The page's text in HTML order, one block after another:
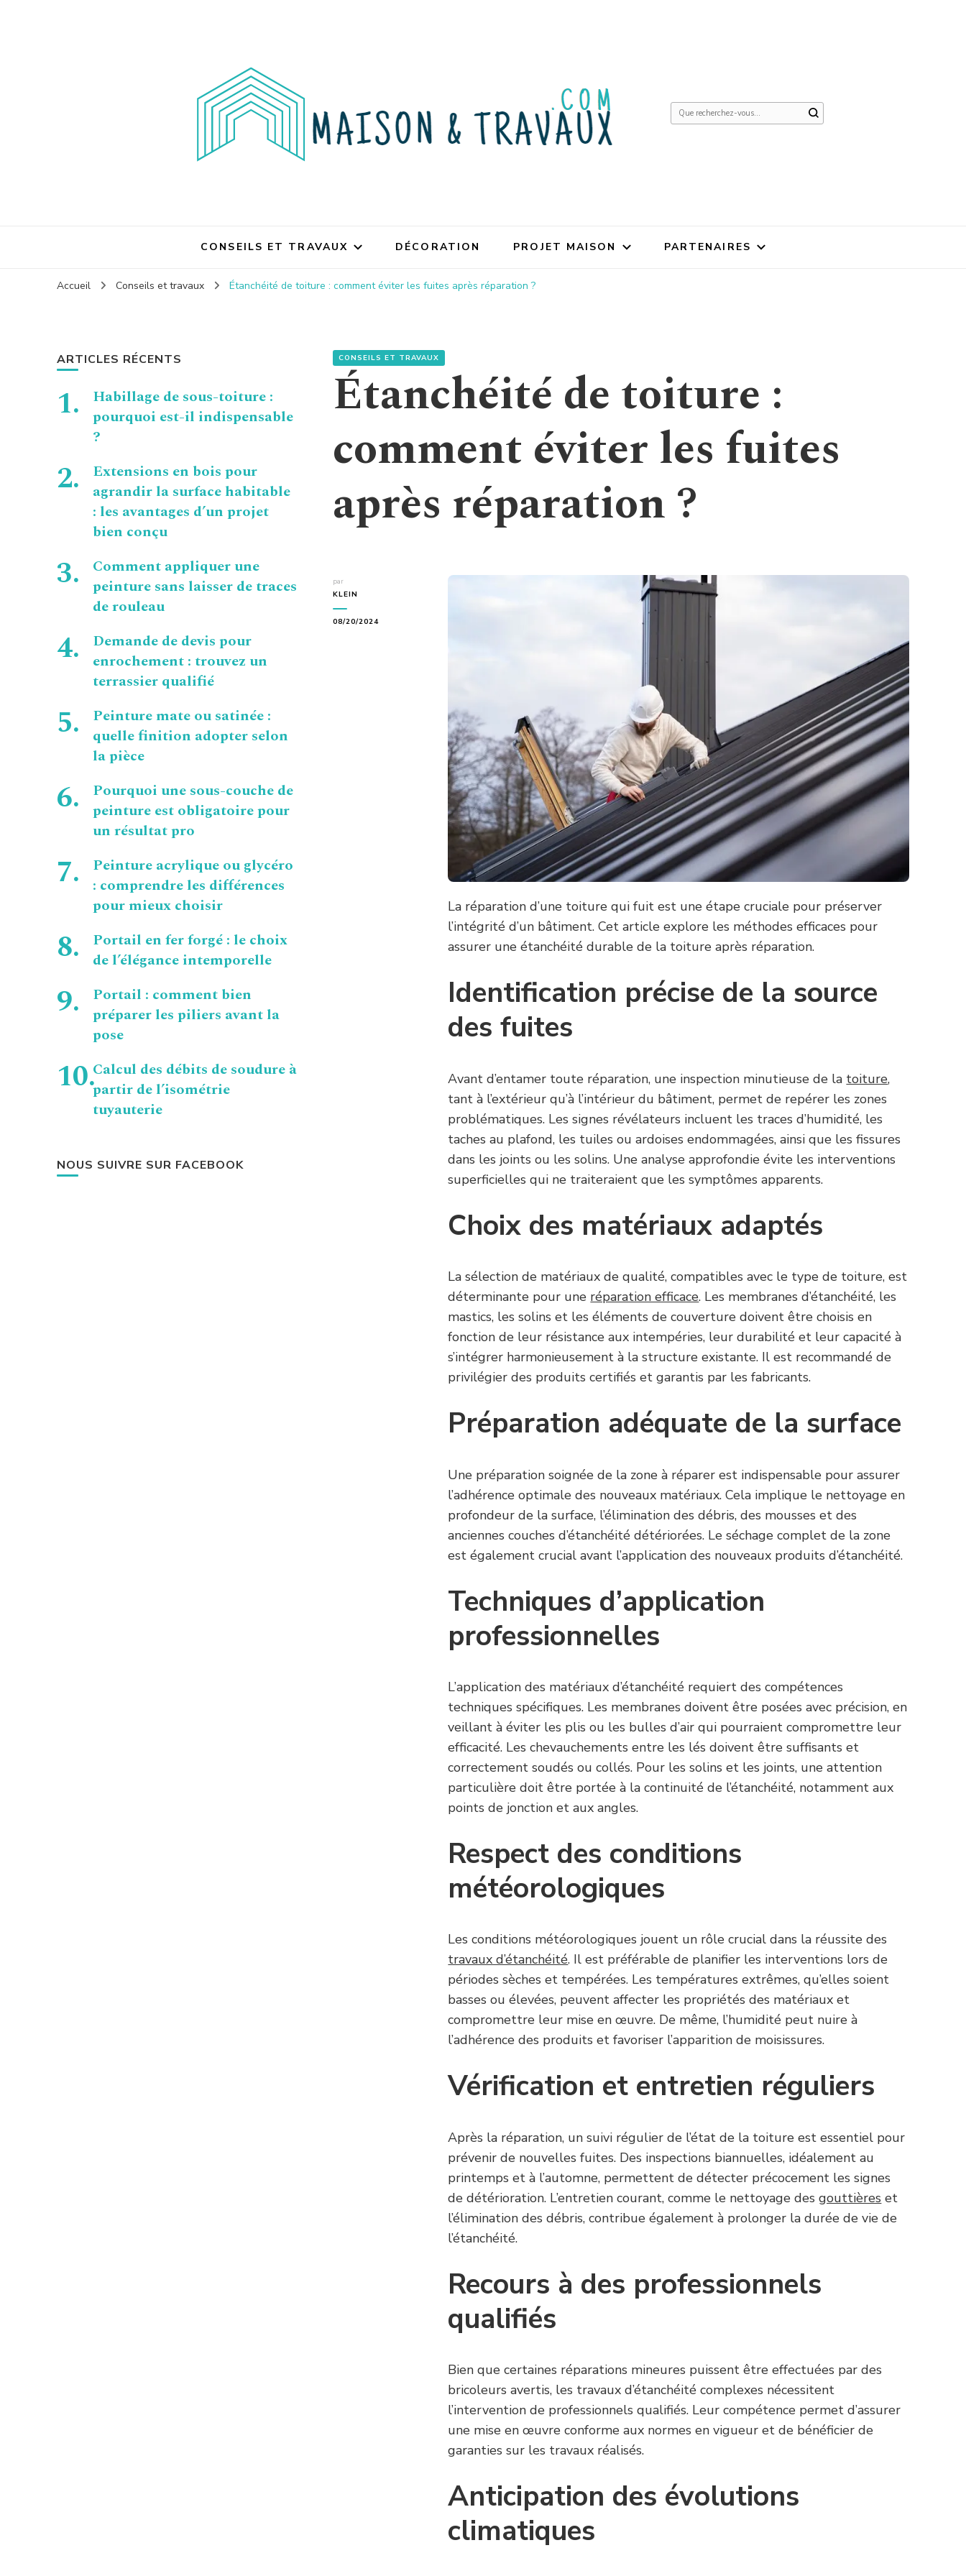
Vous
CONSEILS ET TRAVAUX DÉCORATION PROJET MAISON PARTENAIRES
Accueil Conseils et travaux Étanchéité de toiture : comment éviter les fuites après réparation ?
CONSEILS ET TRAVAUX
Étanchéité de toiture :
comment éviter les fuites
après réparation ?
par
KLEIN
08/20/2024
La réparation d’une toiture qui fuit est une étape cruciale pour préserver
l’intégrité d’un bâtiment. Cet article explore les méthodes efficaces pour
assurer une étanchéité durable de la toiture après réparation.
Identification précise de la source
des fuites
Avant d’entamer toute réparation, une inspection minutieuse de la toiture,
tant à l’extérieur qu’à l’intérieur du bâtiment, permet de repérer les zones
problématiques. Les signes révélateurs incluent les traces d’humidité, les
taches au plafond, les tuiles ou ardoises endommagées, ainsi que les fissures
dans les joints ou les solins. Une analyse approfondie évite les interventions
superficielles qui ne traiteraient que les symptômes apparents.
Choix des matériaux adaptés
La sélection de matériaux de qualité, compatibles avec le type de toiture, est
déterminante pour une réparation efficace. Les membranes d’étanchéité, les
mastics, les solins et les éléments de couverture doivent être choisis en
fonction de leur résistance aux intempéries, leur durabilité et leur capacité à
s’intégrer harmonieusement à la structure existante. Il est recommandé de
privilégier des produits certifiés et garantis par les fabricants.
Préparation adéquate de la surface
Une préparation soignée de la zone à réparer est indispensable pour assurer
l’adhérence optimale des nouveaux matériaux. Cela implique le nettoyage en
profondeur de la surface, l’élimination des débris, des mousses et des
anciennes couches d’étanchéité détériorées. Le séchage complet de la zone
est également crucial avant l’application des nouveaux produits d’étanchéité.
Techniques d’application
professionnelles
L’application des matériaux d’étanchéité requiert des compétences
techniques spécifiques. Les membranes doivent être posées avec précision, en
veillant à éviter les plis ou les bulles d’air qui pourraient compromettre leur
efficacité. Les chevauchements entre les lés doivent être suffisants et
correctement soudés ou collés. Pour les solins et les joints, une attention
particulière doit être portée à la continuité de l’étanchéité, notamment aux
points de jonction et aux angles.
Respect des conditions
météorologiques
Les conditions météorologiques jouent un rôle crucial dans la réussite des
travaux d’étanchéité. Il est préférable de planifier les interventions lors de
périodes sèches et tempérées. Les températures extrêmes, qu’elles soient
basses ou élevées, peuvent affecter les propriétés des matériaux et
compromettre leur mise en œuvre. De même, l’humidité peut nuire à
l’adhérence des produits et favoriser l’apparition de moisissures.
Vérification et entretien réguliers
Après la réparation, un suivi régulier de l’état de la toiture est essentiel pour
prévenir de nouvelles fuites. Des inspections biannuelles, idéalement au
printemps et à l’automne, permettent de détecter précocement les signes
de détérioration. L’entretien courant, comme le nettoyage desgouttières et
l’élimination des débris, contribue également à prolonger la durée de vie de
l’étanchéité.
Recours à des professionnels
qualifiés
Bien que certaines réparations mineures puissent être effectuées par des
bricoleurs avertis, les travaux d’étanchéité complexes nécessitent
l’intervention de professionnels qualifiés. Leur compétence permet d’assurer
une mise en œuvre conforme aux normes en vigueur et de bénéficier de
garanties sur les travaux réalisés.
Anticipation des évolutions
climatiques
ARTICLES RÉCENTS
Habillage de sous-toiture :
pourquoi est-il indispensable
?
Extensions en bois pour
agrandir la surface habitable
: les avantages d’un projet
bien conçu
Comment appliquer une
peinture sans laisser de traces
de rouleau
Demande de devis pour
enrochement : trouvez un
terrassier qualifié
Peinture mate ou satinée :
quelle finition adopter selon
la pièce
Pourquoi une sous-couche de
peinture est obligatoire pour
un résultat pro
Peinture acrylique ou glycéro
: comprendre les différences
pour mieux choisir
Portail en fer forgé : le choix
de l’élégance intemporelle
Portail : comment bien
préparer les piliers avant la
pose
Calcul des débits de soudure à
partir de l’isométrie
tuyauterie
NOUS SUIVRE SUR FACEBOOK